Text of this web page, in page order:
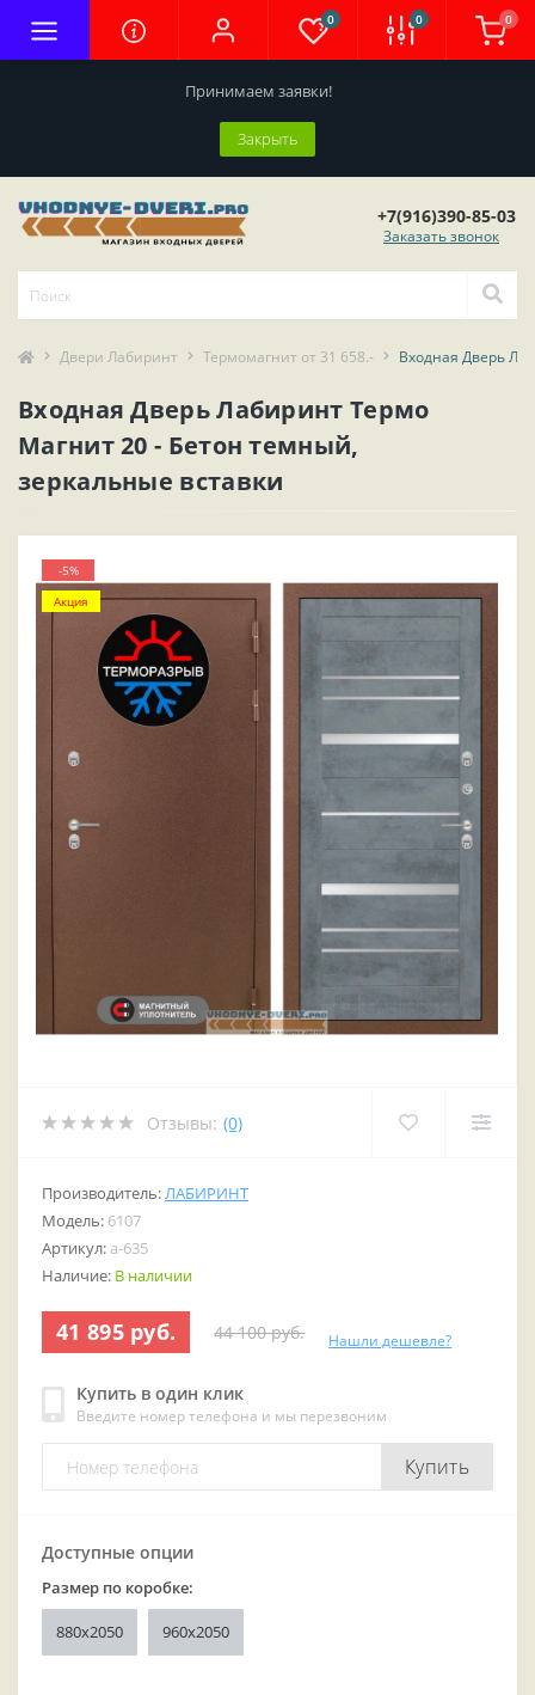
Принимаем заявки!
Закрыть
0 0 0
+7(916)390-85-03
Заказать звонок
Двери Лабиринт Термомагнит от 31 658.- Входная Дверь
Входная Дверь Лабиринт Термо
Магнит 20 - Бетон темный,
зеркальные вставки
-5%
Акция
Отзывы: (0)
Производитель:ЛАБИРИНТ
Модель: 6107
Артикул: a-635
Наличие: В наличии
41 895 руб. 44 100 руб. Нашли дешевле?
Купить в один клик
Введите номер телефона и мы перезвоним
Купить
Доступные опции
Размер по коробке:
880x2050 960x2050